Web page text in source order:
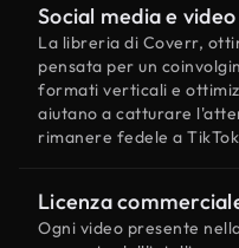
Social media e
La libreria di Coverr,
pensata per un
formati verticali e
aiutano a catturare
rimanere fedele a
Licenza
Ogni video presente